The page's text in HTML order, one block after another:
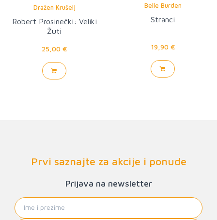
Dražen Krušelj
Robert Prosinečki: Veliki
Žuti
25,00 €
Belle Burden
Stranci
19,90 €
Prvi saznajte za akcije i ponude
Prijava na newsletter